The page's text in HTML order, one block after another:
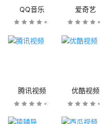
QQ音乐 爱奇艺
腾讯视频 优酷视频